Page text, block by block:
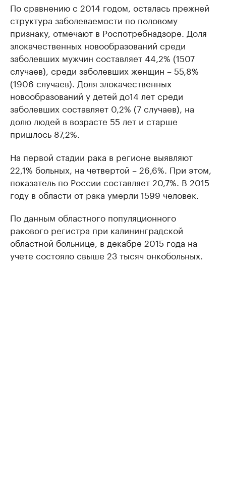
По сравнению с 2014 годом, осталась прежней
структура заболеваемости по половому
признаку, отмечают в Роспотребнадзоре. Доля
злокачественных новообразований среди
заболевших мужчин составляет 44,2% (1507
случаев), среди заболевших женщин – 55,8%
(1906 случаев). Доля злокачественных
новообразований у детей до14 лет среди
заболевших составляет 0,2% (7 случаев), на
долю людей в возрасте 55 лет и старше
пришлось 87,2%.
На первой стадии рака в регионе выявляют
22,1% больных, на четвертой – 26,6%. При этом,
показатель по России составляет 20,7%. В 2015
году в области от рака умерли 1599 человек.
По данным областного популяционного
ракового регистра при калининградской
областной больнице, в декабре 2015 года на
учете состояло свыше 23 тысяч онкобольных.